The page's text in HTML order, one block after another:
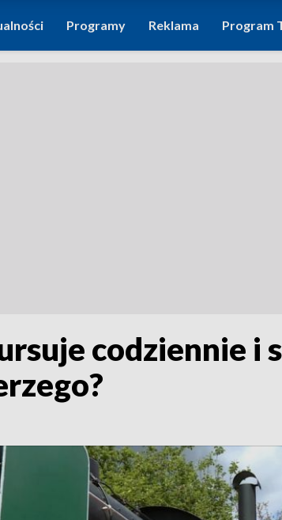
Programy Reklama Program
codziennie i